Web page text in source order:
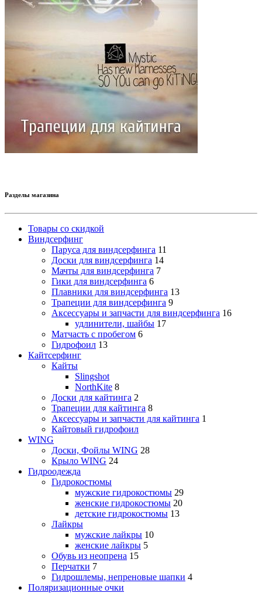
Разделы магазина
Товары со скидкой
Виндсерфинг
Паруса для виндсерфинга 11
Доски для виндсерфинга 14
Мачты для виндсерфинга 7
Гики для виндсерфинга 6
Плавники для виндсерфинга 13
Трапеции для виндсерфинга 9
Аксессуары и запчасти для виндсерфинга 16
удлинители, шайбы 17
Матчасть с пробегом 6
Гидрофоил 13
Кайтсерфинг
Кайты
Slingshot
NorthKite 8
Доски для кайтинга 2
Трапеции для кайтинга 8
Аксессуары и запчасти для кайтинга 1
Кайтовый гидрофоил
WING
Доски, Фойлы WING 28
Крыло WING 24
Гидроодежда
Гидрокостюмы
мужские гидрокостюмы 29
женские гидрокостюмы 20
детские гидрокостюмы 13
Лайкры
мужские лайкры 10
женские лайкры 5
Обувь из неопрена 15
Перчатки 7
Гидрошлемы, непреновые шапки 4
Поляризационные очки